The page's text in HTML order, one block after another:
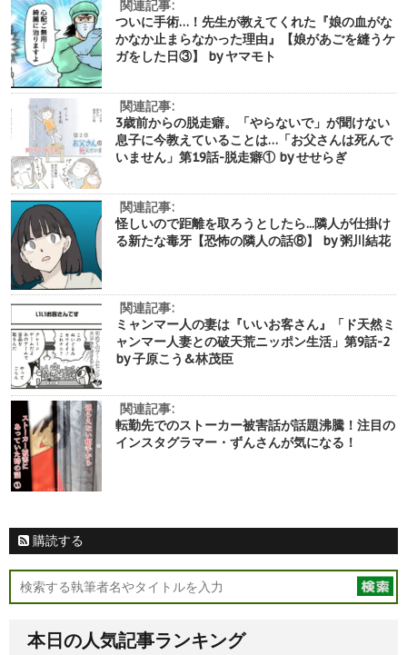
関連記事:
ついに手術…！先生が教えてくれた『娘の血がな
かなか止まらなかった理由』【娘があごを縫うケ
ガをした日③】 by ヤマモト
関連記事:
3歳前からの脱走癖。「やらないで」が聞けない
息子に今教えていることは…「お父さんは死んで
いません」第19話-脱走癖① by せせらぎ
関連記事:
怪しいので距離を取ろうとしたら...隣人が仕掛け
る新たな毒牙【恐怖の隣人の話⑧】 by 粥川結花
関連記事:
ミャンマー人の妻は『いいお客さん』「ド天然ミ
ャンマー人妻との破天荒ニッポン生活」第9話-2
by 子原こう&林茂臣
関連記事:
転勤先でのストーカー被害話が話題沸騰！注目の
インスタグラマー・ずんさんが気になる！
購読する
本日の人気記事ランキング